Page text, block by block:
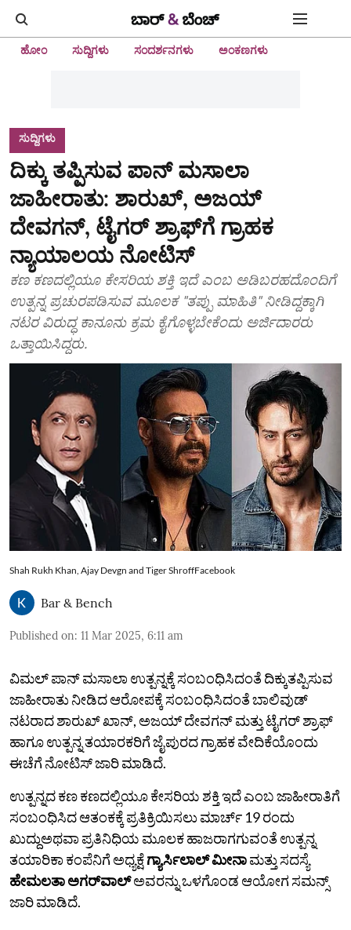
ಹೋಂ ಸುದ್ದಿಗಳು ಸಂದರ್ಶನಗಳು ಅಂಕಣಗಳು
ಸುದ್ದಿಗಳು
ದಿಕ್ಕು ತಪ್ಪಿಸುವ ಪಾನ್ ಮಸಾಲಾ
ಜಾಹೀರಾತು: ಶಾರುಖ್, ಅಜಯ್
ದೇವಗನ್, ಟೈಗರ್ ಶ್ರಾಫ್‌ಗೆ ಗ್ರಾಹಕ
ನ್ಯಾಯಾಲಯ ನೋಟಿಸ್
ಕಣ ಕಣದಲ್ಲಿಯೂ ಕೇಸರಿಯ ಶಕ್ತಿ ಇದೆ ಎಂಬ ಅಡಿಬರಹದೊಂದಿಗೆ
ಉತ್ಪನ್ನ ಪ್ರಚುರಪಡಿಸುವ ಮೂಲಕ "ತಪ್ಪು ಮಾಹಿತಿ" ನೀಡಿದ್ದಕ್ಕಾಗಿ
ನಟರ ವಿರುದ್ಧ ಕಾನೂನು ಕ್ರಮ ಕೈಗೊಳ್ಳಬೇಕೆಂದು ಅರ್ಜಿದಾರರು
ಒತ್ತಾಯಿಸಿದ್ದರು.
Shah Rukh Khan, Ajay Devgn and Tiger ShroffFacebook
Bar & Bench
Published on: 11 Mar 2025, 6:11 am
ವಿಮಲ್‌ ಪಾನ್‌ ಮಸಾಲಾ ಉತ್ಪನ್ನಕ್ಕೆ ಸಂಬಂಧಿಸಿದಂತೆ ದಿಕ್ಕುತಪ್ಪಿಸುವ
ಜಾಹೀರಾತು ನೀಡಿದ ಆರೋಪಕ್ಕೆ ಸಂಬಂಧಿಸಿದಂತೆ ಬಾಲಿವುಡ್
ನಟರಾದ ಶಾರುಖ್ ಖಾನ್, ಅಜಯ್ ದೇವಗನ್ ಮತ್ತು ಟೈಗರ್ ಶ್ರಾಫ್
ಹಾಗೂ ಉತ್ಪನ್ನ ತಯಾರಕರಿಗೆ ಜೈಪುರದ ಗ್ರಾಹಕ ವೇದಿಕೆಯೊಂದು
ಈಚೆಗೆ ನೋಟಿಸ್‌ ಜಾರಿ ಮಾಡಿದೆ.
ಉತ್ಪನ್ನದ ಕಣ ಕಣದಲ್ಲಿಯೂ ಕೇಸರಿಯ ಶಕ್ತಿ ಇದೆ ಎಂಬ ಜಾಹೀರಾತಿಗೆ
ಸಂಬಂಧಿಸಿದ ಆತಂಕಕ್ಕೆ ಪ್ರತಿಕ್ರಿಯಿಸಲು ಮಾರ್ಚ್ 19 ರಂದು
ಖುದ್ದುಅಥವಾ ಪ್ರತಿನಿಧಿಯ ಮೂಲಕ ಹಾಜರಾಗಗುವಂತೆ ಉತ್ಪನ್ನ
ತಯಾರಿಕಾ ಕಂಪೆನಿಗೆ ಅಧ್ಯಕ್ಷೆಗ್ಯಾರ್ಸಿಲಾಲ್ ಮೀನಾಮತ್ತು ಸದಸ್ಯೆ
ಹೇಮಲತಾ ಅಗರ್‌ವಾಲ್‌ಅವರನ್ನು ಒಳಗೊಂಡ ಆಯೋಗ ಸಮನ್ಸ್
ಜಾರಿ ಮಾಡಿದೆ.